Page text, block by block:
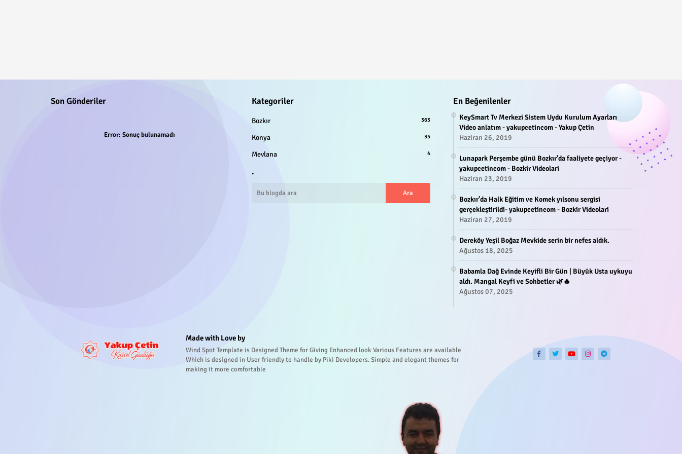
Son Gönderiler
Error: Sonuç bulunamadı
Kategoriler
Bozkır 363
Konya 35
Mevlana 4
.
En Beğenilenler
KeySmart Tv Merkezi Sistem Uydu Kurulum Ayarları
Video anlatım - yakupcetincom - Yakup Çetin
Haziran 26, 2019
Lunapark Perşembe günü Bozkır'da faaliyete geçiyor -
yakupcetincom - Bozkir Videolari
Haziran 23, 2019
Bozkır’da Halk Eğitim ve Komek yılsonu sergisi
gerçekleştirildi- yakupcetincom - Bozkir Videolari
Haziran 27, 2019
Dereköy Yeşil Boğaz Mevkide serin bir nefes aldık.
Ağustos 18, 2025
Babamla Dağ Evinde Keyifli Bir Gün | Büyük Usta uykuyu
aldı. Mangal Keyfi ve Sohbetler 🌿🔥
Ağustos 07, 2025
Made with Love by
Wind Spot Template is Designed Theme for Giving Enhanced look Various Features are available
Which is designed in User friendly to handle by Piki Developers. Simple and elegant themes for
making it more comfortable